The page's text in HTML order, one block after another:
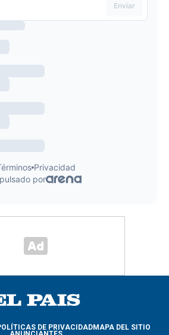
DE PRIVACIDADMAPA DEL SITIO